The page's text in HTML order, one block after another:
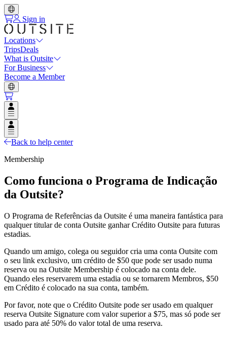
Sign in
Locations
TripsDeals
What is Outsite
For Business
Become a Member
Open user menu
Open user menu
Back to help center
Membership
Como funciona o Programa de Indicação
da Outsite?
O Programa de Referências da Outsite é uma maneira fantástica para
qualquer titular de conta Outsite ganhar Crédito Outsite para futuras
estadias.
Quando um amigo, colega ou seguidor cria uma conta Outsite com
o seu link exclusivo, um crédito de $50 que pode ser usado numa
reserva ou na Outsite Membership é colocado na conta dele.
Quando eles reservarem uma estadia ou se tornarem Membros, $50
em Crédito é colocado na sua conta, também.
Por favor, note que o Crédito Outsite pode ser usado em qualquer
reserva Outsite Signature com valor superior a $75, mas só pode ser
usado para até 50% do valor total de uma reserva.